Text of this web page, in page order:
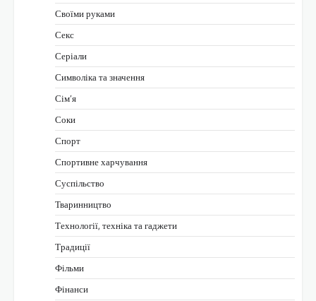
Своїми руками
Секс
Серіали
Символіка та значення
Сім’я
Соки
Спорт
Спортивне харчування
Суспільство
Тваринництво
Технології, техніка та гаджети
Традиції
Фільми
Фінанси